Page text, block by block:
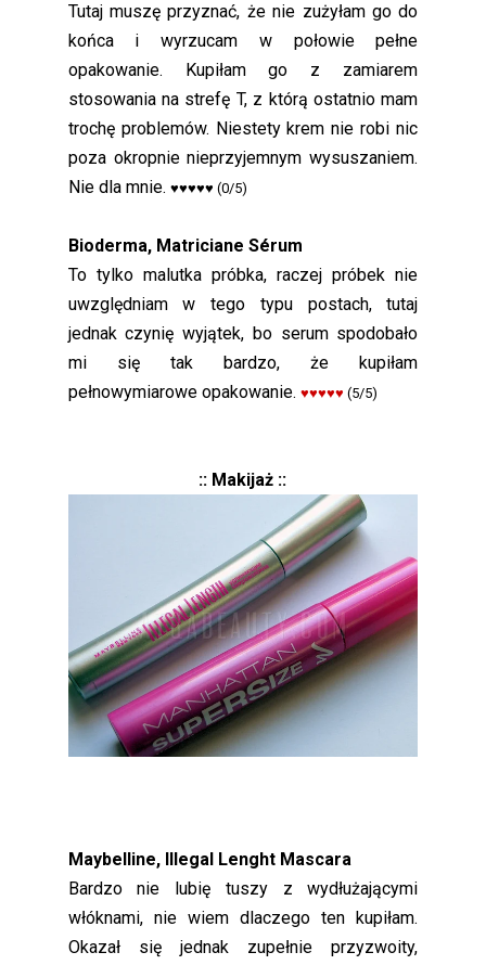
Tutaj muszę przyznać, że nie zużyłam go do
końca i wyrzucam w połowie pełne
opakowanie. Kupiłam go z zamiarem
stosowania na strefę T, z którą ostatnio mam
trochę problemów. Niestety krem nie robi nic
poza okropnie nieprzyjemnym wysuszaniem.
Nie dla mnie. ♥♥♥♥♥ (0/5)
Bioderma, Matriciane Sérum
To tylko malutka próbka, raczej próbek nie
uwzględniam w tego typu postach, tutaj
jednak czynię wyjątek, bo serum spodobało
mi się tak bardzo, że kupiłam
pełnowymiarowe opakowanie. ♥♥♥♥♥ (5/5)
:: Makijaż ::
Maybelline, Illegal Lenght Mascara
Bardzo nie lubię tuszy z wydłużającymi
włóknami, nie wiem dlaczego ten kupiłam.
Okazał się jednak zupełnie przyzwoity,